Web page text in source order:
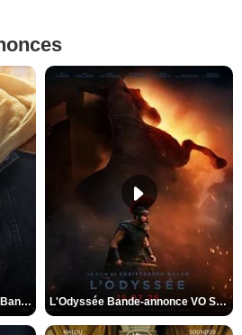
Spider-Man: Brand New Day Bande-annonce VO STFR L'Odyssée Bande-annonce VO STFR